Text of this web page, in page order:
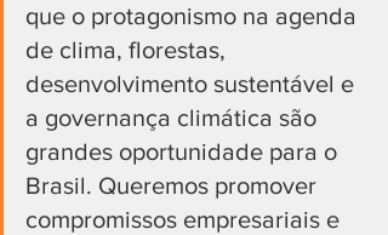
que o protagonismo na agenda
de clima, florestas,
desenvolvimento sustentável e
a governança climática são
grandes oportunidade para o
Brasil. Queremos promover
compromissos empresariais e